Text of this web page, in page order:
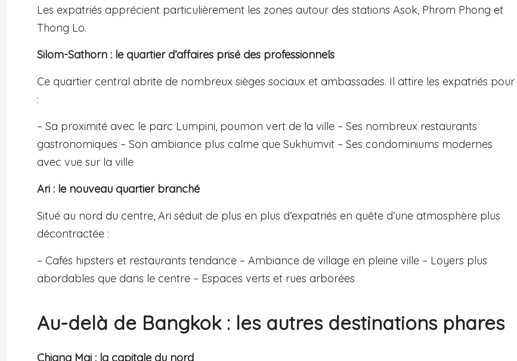
Les expatriés apprécient particulièrement les zones autour des stations Asok, Phrom Phong et
Thong Lo.
Silom-Sathorn : le quartier d’affaires prisé des professionnels
Ce quartier central abrite de nombreux sièges sociaux et ambassades. Il attire les expatriés pour
:
– Sa proximité avec le parc Lumpini, poumon vert de la ville – Ses nombreux restaurants
gastronomiques – Son ambiance plus calme que Sukhumvit – Ses condominiums modernes
avec vue sur la ville
Ari : le nouveau quartier branché
Situé au nord du centre, Ari séduit de plus en plus d’expatriés en quête d’une atmosphère plus
décontractée :
– Cafés hipsters et restaurants tendance – Ambiance de village en pleine ville – Loyers plus
abordables que dans le centre – Espaces verts et rues arborées
Au-delà de Bangkok : les autres destinations phares
Chiang Mai : la capitale du nord